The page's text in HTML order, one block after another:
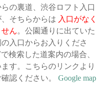
の裏道、渋谷ロフト入口
そちらからは 入口がなく
ん。公園通りに出ていた
入口からお入りくださ
検索した道案内の場合、
す。こちらのリンクより
認ください。 Google map